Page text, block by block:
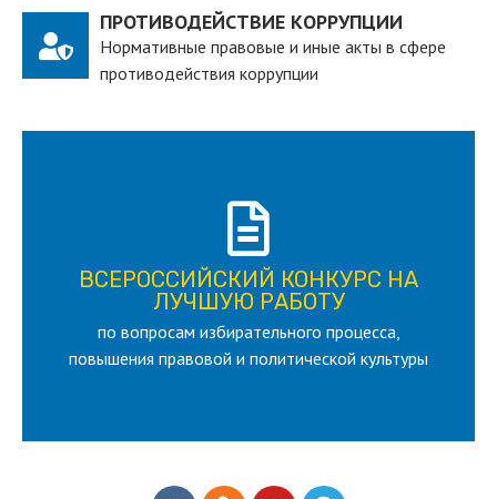
ПРОТИВОДЕЙСТВИЕ КОРРУПЦИИ
Нормативные правовые и иные акты в сфере
противодействия коррупции
ВСЕРОССИЙСКИЙ КОНКУРС НА
ЛУЧШУЮ РАБОТУ
по вопросам избирательного процесса,
повышения правовой и политической культуры
ВСЕРОССИЙСКИЙ КОНКУРС НА
ЛУЧШУЮ РАБОТУ
для лица старше 18 и моложе 35 лет
ПОДРОБНЕЕ